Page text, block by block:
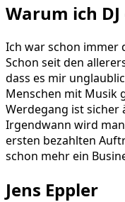
Warum ich
Ich war schon immer
Schon seit den
dass es mir
Menschen mit Musik
Werdegang ist sicher
Irgendwann wird
ersten bezahlten
schon mehr ein
Jens Eppler